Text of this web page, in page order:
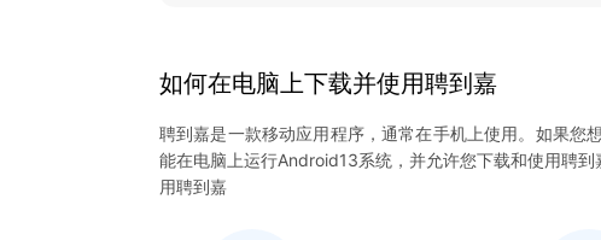
如何在电脑上下载并使用聘到嘉
聘到嘉是一款移动应用程序，通常在手机上使用。如果您
能在电脑上运行Android13系统，并允许您下载和使用聘到
用聘到嘉